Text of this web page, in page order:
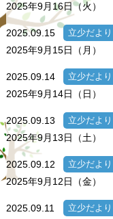
2025年9月16日（火）
2025.09.15 立少だより
2025年9月15日（月）
2025.09.14 立少だより
2025年9月14日（日）
2025.09.13 立少だより
2025年9月13日（土）
2025.09.12 立少だより
2025年9月12日（金）
2025.09.11 立少だより